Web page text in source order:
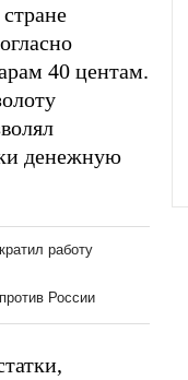
40 центам.
денежную